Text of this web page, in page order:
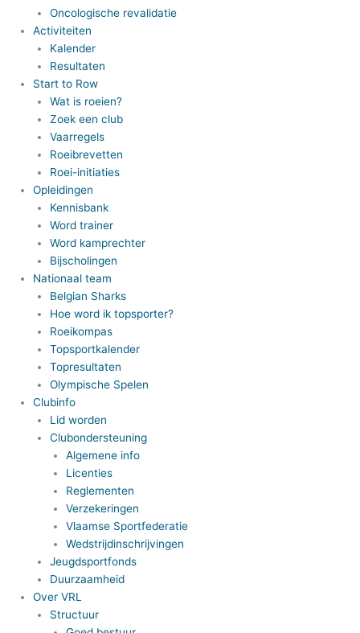
Oncologische revalidatie
Activiteiten
Kalender
Resultaten
Start to Row
Wat is roeien?
Zoek een club
Vaarregels
Roeibrevetten
Roei-initiaties
Opleidingen
Kennisbank
Word trainer
Word kamprechter
Bijscholingen
Nationaal team
Belgian Sharks
Hoe word ik topsporter?
Roeikompas
Topsportkalender
Topresultaten
Olympische Spelen
Clubinfo
Lid worden
Clubondersteuning
Algemene info
Licenties
Reglementen
Verzekeringen
Vlaamse Sportfederatie
Wedstrijdinschrijvingen
Jeugdsportfonds
Duurzaamheid
Over VRL
Structuur